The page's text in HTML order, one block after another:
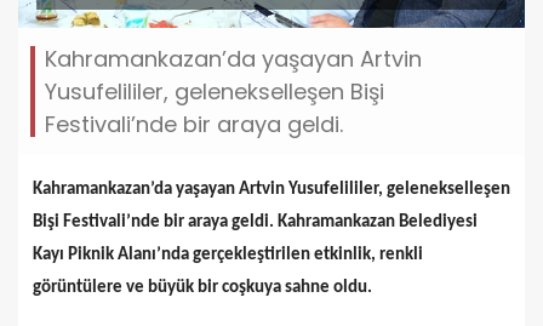
Kahramankazan’da yaşayan Artvin
Yusufelililer, gelenekselleşen Bişi
Festivali’nde bir araya geldi.
Kahramankazan’da yaşayan Artvin Yusufelililer, gelenekselleşen
Bişi Festivali’nde bir araya geldi. Kahramankazan Belediyesi
Kayı Piknik Alanı’nda gerçekleştirilen etkinlik, renkli
görüntülere ve büyük bir coşkuya sahne oldu.